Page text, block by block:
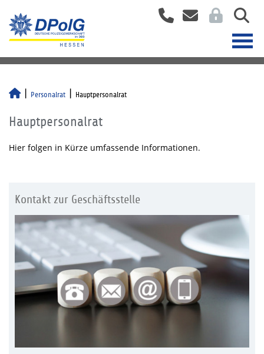
Personalrat Hauptpersonalrat
Hauptpersonalrat
Hier folgen in Kürze umfassende Informationen.
Kontakt zur Geschäftsstelle